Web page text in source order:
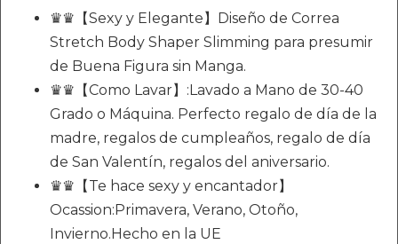
♛♛【Sexy y Elegante】Diseño de Correa
Stretch Body Shaper Slimming para presumir
de Buena Figura sin Manga.
♛♛【Como Lavar】:Lavado a Mano de 30-40
Grado o Máquina. Perfecto regalo de día de la
madre, regalos de cumpleaños, regalo de día
de San Valentín, regalos del aniversario.
♛♛【Te hace sexy y encantador】
Ocassion:Primavera, Verano, Otoño,
Invierno.Hecho en la UE